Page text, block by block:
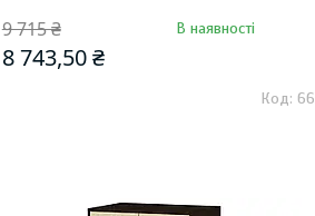
9 715 ₴
8 743,50 ₴
В наявності